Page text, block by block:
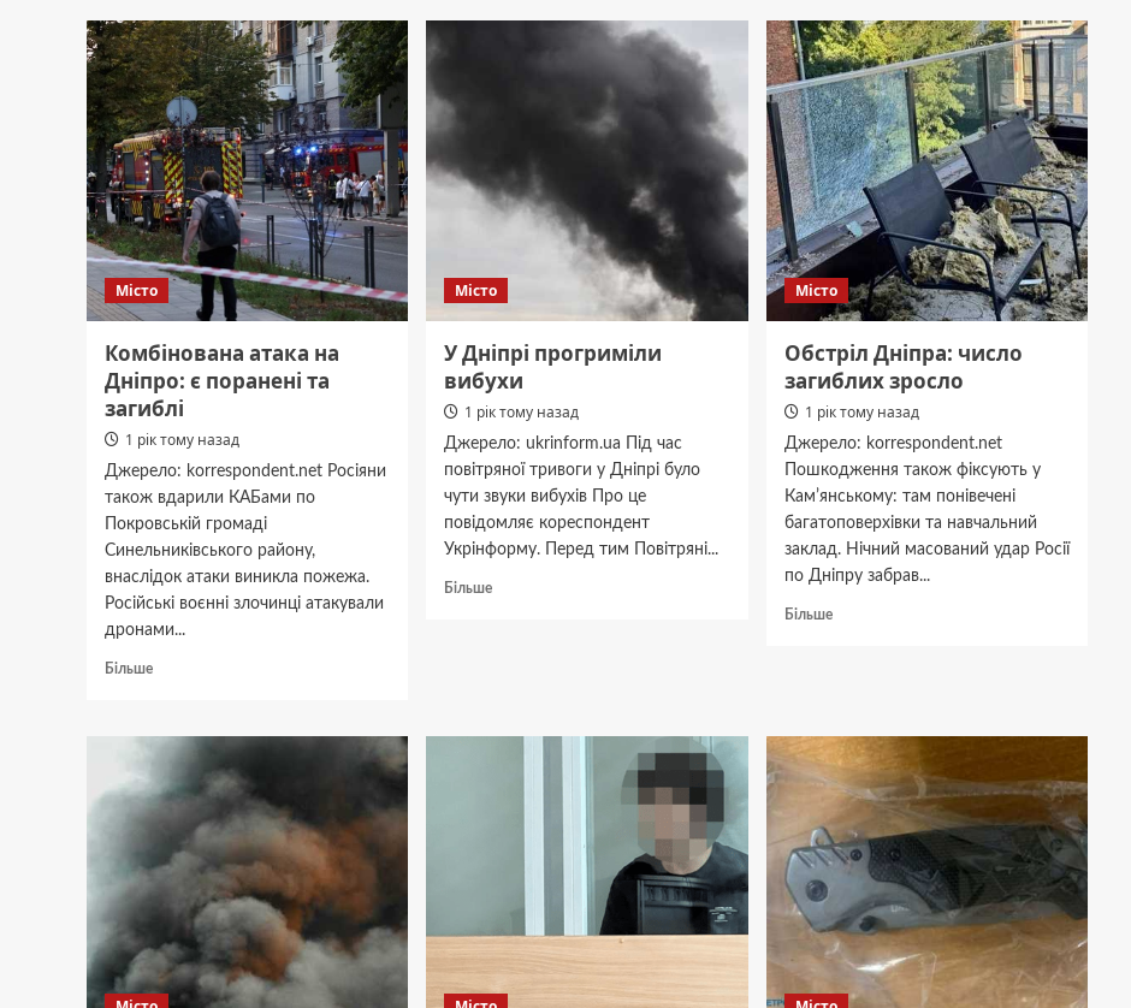
центрі
Дніпра
генпрокурора
Дніпрі
через
атаку
ворожих
БПЛА
пошкоджені
гімназія,
багатоповерхівка
і
приватні
будинки
Місто
Комбінована атака на
Дніпро: є поранені та
загиблі
1 рік тому назад
Джерело: korrespondent.net Росіяни
також вдарили КАБами по
Покровській громаді
Синельниківського району,
внаслідок атаки виникла пожежа.
Російські воєнні злочинці атакували
дронами...
БільшеДокладніше
атака
поранені
загиблі
Місто
У Дніпрі прогриміли
вибухи
1 рік тому назад
Джерело: ukrinform.ua Під час
повітряної тривоги у Дніпрі було
чути звуки вибухів Про це
повідомляє кореспондент
Укрінформу. Перед тим Повітряні...
БільшеДокладніше
Місто
Обстріл Дніпра: число
загиблих зросло
1 рік тому назад
Джерело: korrespondent.net
Пошкодження також фіксують у
Камʼянському: там понівечені
багатоповерхівки та навчальний
заклад. Нічний масований удар Росії
по Дніпру забрав...
БільшеДокладніше
зросло